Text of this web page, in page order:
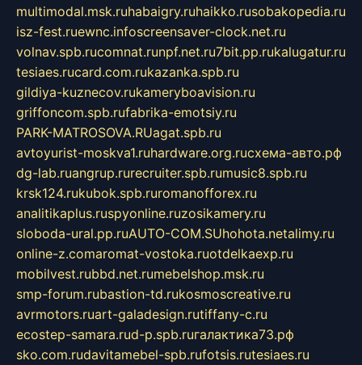
multimodal.msk.ruhabaigry.ruhaikko.rusobakopedia.ru
isz-fest.ruewnc.infoscreensaver-clock.net.ru
volnav.spb.rucomnat.runpf.net.ru7bit.pp.rukalugatur.ru
tesiaes.rucard.com.rukazanka.spb.ru
gildiya-kuznecov.rukameryboavision.ru
griffoncom.spb.rufabrika-emotsiy.ru
PARK-MATROSOVA.RUagat.spb.ru
avtoyurist-moskva1.ruhardware.org.ruсхема-авто.рф
dg-lab.ruangrup.rurecruiter.spb.rumusic8.spb.ru
krsk124.rukubok.spb.ruromanofforex.ru
analitikaplus.ruspyonline.ruzosikamery.ru
sloboda-ural.pp.ruAUTO-COM.SUhohota.netalimy.ru
online-z.comaromat-vostoka.ruotdelkaexp.ru
mobilvest.rubbd.net.rumebelshop.msk.ru
smp-forum.rubastion-td.rukosmoscreative.ru
avrmotors.ruart-galadesign.rutiffany-c.ru
ecostep-samara.rud-p.spb.ruгалактика73.рф
sko.com.rudavitamebel-spb.rufotsis.rutesiaes.ru